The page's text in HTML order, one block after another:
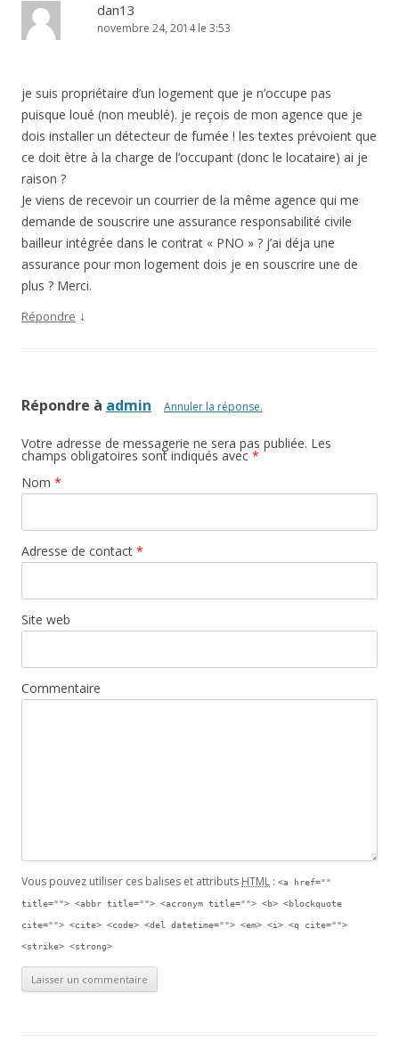
dan13
novembre 24, 2014 le 3:53
je suis propriétaire d’un logement que je n’occupe pas
puisque loué (non meublé). je reçois de mon agence que je
dois installer un détecteur de fumée ! les textes prévoient que
ce doit ètre à la charge de l’occupant (donc le locataire) ai je
raison ?
Je viens de recevoir un courrier de la même agence qui me
demande de souscrire une assurance responsabilité civile
bailleur intégrée dans le contrat « PNO » ? j’ai déja une
assurance pour mon logement dois je en souscrire une de
plus ? Merci.
Répondre ↓
Répondre à admin Annuler la réponse.
Votre adresse de messagerie ne sera pas publiée. Les
champs obligatoires sont indiqués avec *
Nom *
Adresse de contact *
Site web
Commentaire
Vous pouvez utiliser ces balises et attributs HTML : <a href=""
title=""> <abbr title=""> <acronym title=""> <b> <blockquote
cite=""> <cite> <code> <del datetime=""> <em> <i> <q cite="">
<strike> <strong>